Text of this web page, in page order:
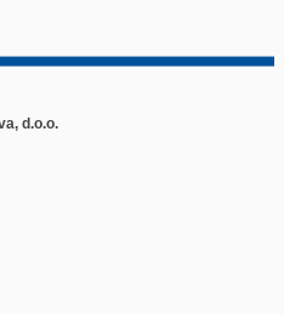
d.o.o.